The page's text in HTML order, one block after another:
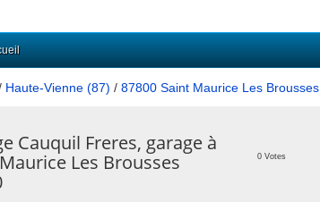
Haute-Vienne (87) / 87800 Saint Maurice Les Brousses
Cauquil Freres, garage à
Les Brousses
0 Votes